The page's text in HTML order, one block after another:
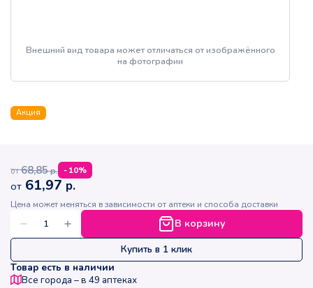
Внешний вид товара может отличаться от изображённого
на фотографии
Акция
от 68,85р. -10%
от 61,97 р.
Цена может меняться в зависимости от аптеки и способа доставки
В корзину
Купить в 1 клик
Товар есть в наличии
Все города – в 49 аптеках